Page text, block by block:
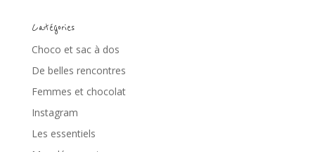
Catégories
Choco et sac à dos
De belles rencontres
Femmes et chocolat
Instagram
Les essentiels